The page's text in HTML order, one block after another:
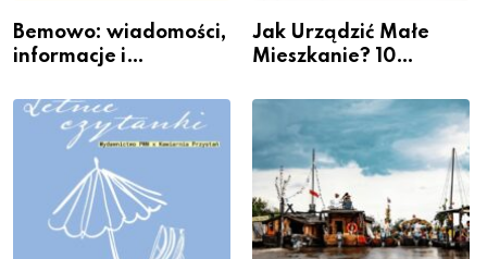
Bemowo: wiadomości,
informacje i
Jak Urządzić Małe
Mieszkanie? 10
Przestrzeni Bez
Kosztownego Remontu